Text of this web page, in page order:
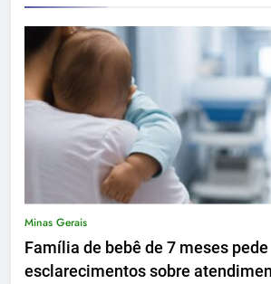
Minas Gerais
Família de bebê de 7 meses pede
esclarecimentos sobre